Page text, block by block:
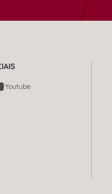
Youtube